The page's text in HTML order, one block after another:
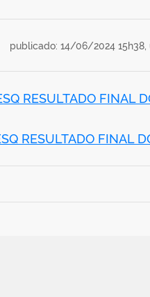
publicado: 14/06/2024 15h38,
RESULTADO FINAL
RESULTADO FINAL